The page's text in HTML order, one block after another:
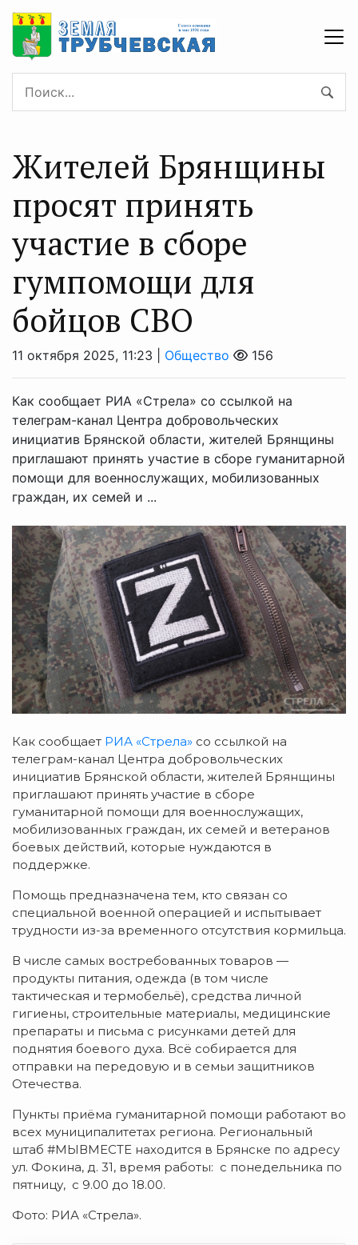
Жителей Брянщины
просят принять
участие в сборе
гумпомощи для
бойцов СВО
11 октября 2025, 11:23 | Общество 156
Как сообщает РИА «Стрела» со ссылкой на
телеграм-канал Центра добровольческих
инициатив Брянской области, жителей Брянщины
приглашают принять участие в сборе гуманитарной
помощи для военнослужащих, мобилизованных
граждан, их семей и ...
Как сообщает РИА «Стрела» со ссылкой на
телеграм-канал Центра добровольческих
инициатив Брянской области, жителей Брянщины
приглашают принять участие в сборе
гуманитарной помощи для военнослужащих,
мобилизованных граждан, их семей и ветеранов
боевых действий, которые нуждаются в
поддержке.
Помощь предназначена тем, кто связан со
специальной военной операцией и испытывает
трудности из-за временного отсутствия кормильца.
В числе самых востребованных товаров —
продукты питания, одежда (в том числе
тактическая и термобельё), средства личной
гигиены, строительные материалы, медицинские
препараты и письма с рисунками детей для
поднятия боевого духа. Всё собирается для
отправки на передовую и в семьи защитников
Отечества.
Пункты приёма гуманитарной помощи работают во
всех муниципалитетах региона. Региональный
штаб #МЫВМЕСТЕ находится в Брянске по адресу
ул. Фокина, д. 31, время работы: с понедельника по
пятницу, с 9.00 до 18.00.
Фото: РИА «Стрела».